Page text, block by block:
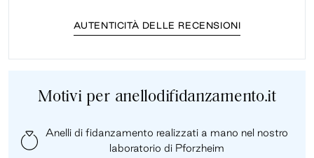
AUTENTICITÀ DELLE RECENSIONI
Motivi per anellodifidanzamento.it
Anelli di fidanzamento realizzati a mano nel nostro
laboratorio di Pforzheim